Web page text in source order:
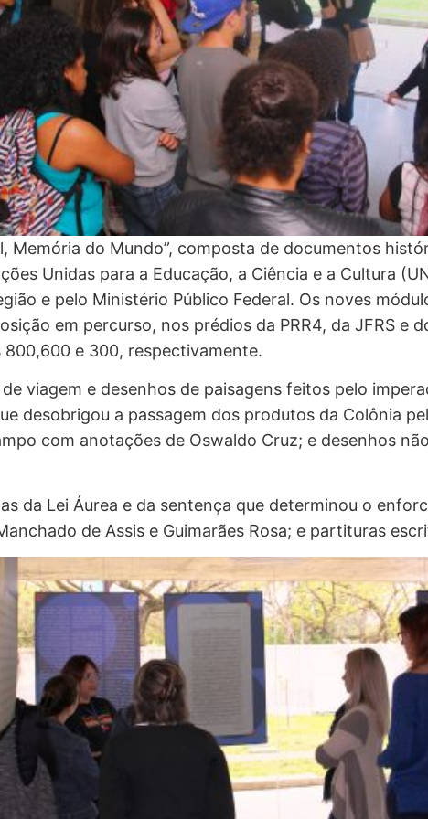
Memória do Mundo”, composta de documentos
Unidas para a Educação, a Ciência e a Cultura
e pelo Ministério Público Federal. Os noves
em percurso, nos prédios da PRR4, da JFRS e
e 300, respectivamente.
viagem e desenhos de paisagens feitos pelo
desobrigou a passagem dos produtos da Colônia
com anotações de Oswaldo Cruz; e desenhos
da Lei Áurea e da sentença que determinou o
de Assis e Guimarães Rosa; e partituras